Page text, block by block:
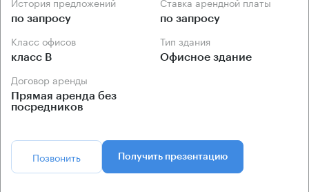
по запросу по запросу
Класс офисов
класс B
Тип здания
Офисное здание
Договор аренды
Прямая аренда без
посредников
Позвонить Получить презентацию